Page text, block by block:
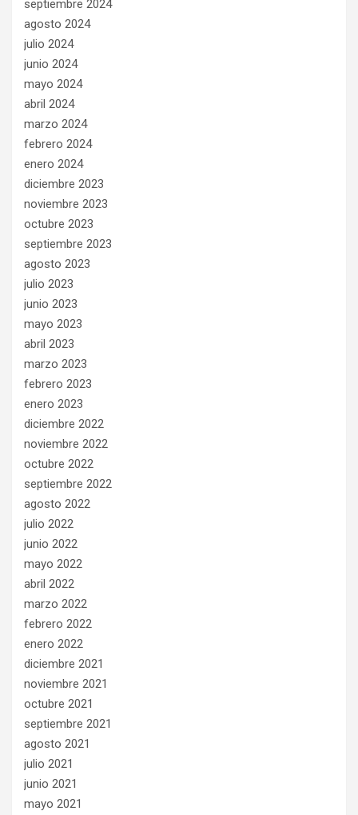
septiembre 2024
agosto 2024
julio 2024
junio 2024
mayo 2024
abril 2024
marzo 2024
febrero 2024
enero 2024
diciembre 2023
noviembre 2023
octubre 2023
septiembre 2023
agosto 2023
julio 2023
junio 2023
mayo 2023
abril 2023
marzo 2023
febrero 2023
enero 2023
diciembre 2022
noviembre 2022
octubre 2022
septiembre 2022
agosto 2022
julio 2022
junio 2022
mayo 2022
abril 2022
marzo 2022
febrero 2022
enero 2022
diciembre 2021
noviembre 2021
octubre 2021
septiembre 2021
agosto 2021
julio 2021
junio 2021
mayo 2021